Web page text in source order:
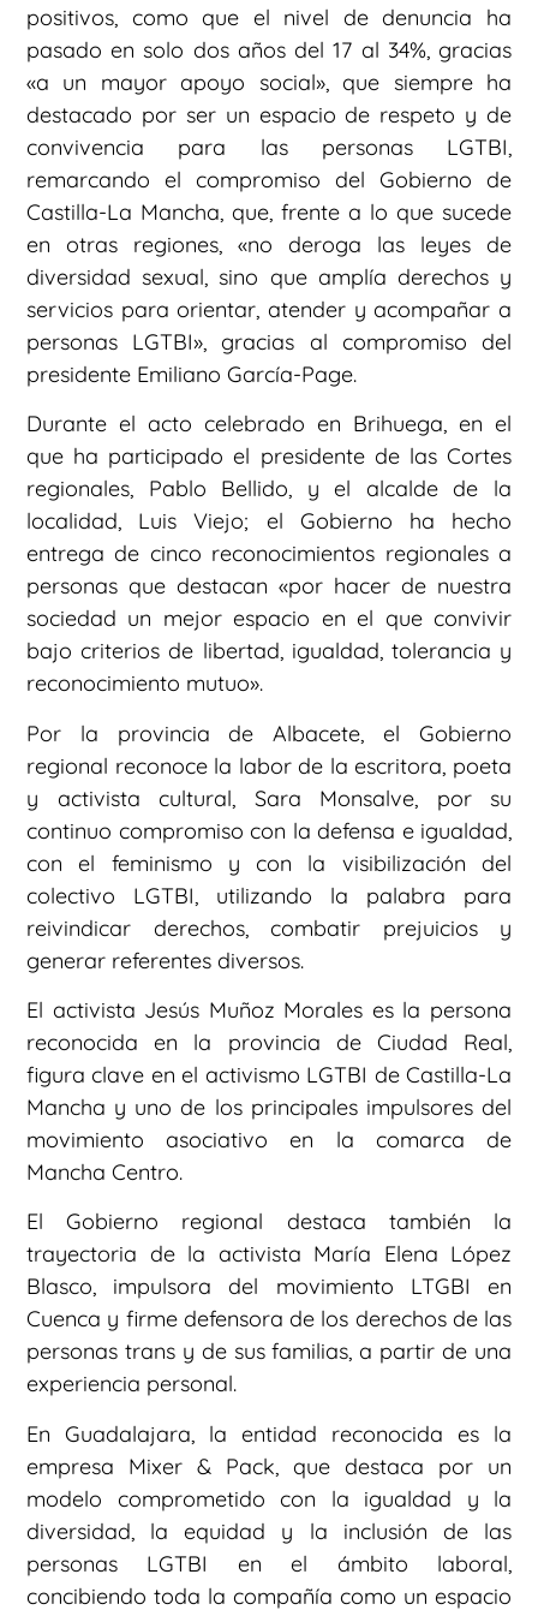
positivos, como que el nivel de denuncia ha
pasado en solo dos años del 17 al 34%, gracias
«a un mayor apoyo social», que siempre ha
destacado por ser un espacio de respeto y de
convivencia para las personas LGTBI,
remarcando el compromiso del Gobierno de
Castilla-La Mancha, que, frente a lo que sucede
en otras regiones, «no deroga las leyes de
diversidad sexual, sino que amplía derechos y
servicios para orientar, atender y acompañar a
personas LGTBI», gracias al compromiso del
presidente Emiliano García-Page.
Durante el acto celebrado en Brihuega, en el
que ha participado el presidente de las Cortes
regionales, Pablo Bellido, y el alcalde de la
localidad, Luis Viejo; el Gobierno ha hecho
entrega de cinco reconocimientos regionales a
personas que destacan «por hacer de nuestra
sociedad un mejor espacio en el que convivir
bajo criterios de libertad, igualdad, tolerancia y
reconocimiento mutuo».
Por la provincia de Albacete, el Gobierno
regional reconoce la labor de la escritora, poeta
y activista cultural, Sara Monsalve, por su
continuo compromiso con la defensa e igualdad,
con el feminismo y con la visibilización del
colectivo LGTBI, utilizando la palabra para
reivindicar derechos, combatir prejuicios y
generar referentes diversos.
El activista Jesús Muñoz Morales es la persona
reconocida en la provincia de Ciudad Real,
figura clave en el activismo LGTBI de Castilla-La
Mancha y uno de los principales impulsores del
movimiento asociativo en la comarca de
Mancha Centro.
El Gobierno regional destaca también la
trayectoria de la activista María Elena López
Blasco, impulsora del movimiento LTGBI en
Cuenca y firme defensora de los derechos de las
personas trans y de sus familias, a partir de una
experiencia personal.
En Guadalajara, la entidad reconocida es la
empresa Mixer & Pack, que destaca por un
modelo comprometido con la igualdad y la
diversidad, la equidad y la inclusión de las
personas LGTBI en el ámbito laboral,
concibiendo toda la compañía como un espacio